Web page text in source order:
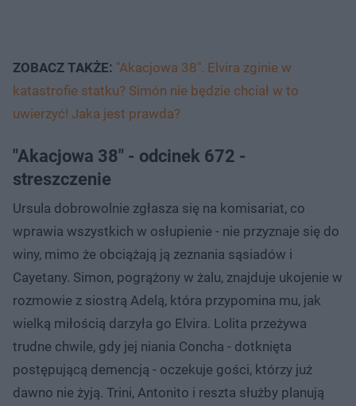
ZOBACZ TAKŻE: "Akacjowa 38". Elvira zginie w
katastrofie statku? Simón nie będzie chciał w to
uwierzyć! Jaka jest prawda?
"Akacjowa 38" - odcinek 672 -
streszczenie
Ursula dobrowolnie zgłasza się na komisariat, co
wprawia wszystkich w osłupienie - nie przyznaje się do
winy, mimo że obciążają ją zeznania sąsiadów i
Cayetany. Simon, pogrążony w żalu, znajduje ukojenie w
rozmowie z siostrą Adelą, która przypomina mu, jak
wielką miłością darzyła go Elvira. Lolita przeżywa
trudne chwile, gdy jej niania Concha - dotknięta
postępującą demencją - oczekuje gości, którzy już
dawno nie żyją. Trini, Antonito i reszta służby planują